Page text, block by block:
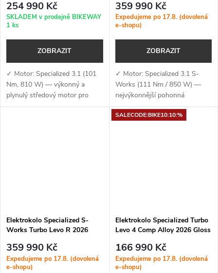
254 990 Kč
SKLADEM v prodejně BIKEWAY
1 ks
ZOBRAZIT
✓ Motor: Specialized 3.1 (101
Nm, 810 W) — výkonný a
plynulý středový motor pro
dynamickou jízdu i v náročném
White
359 990 Kč
Expedujeme po 17.8. (dovolená
e-shopu)
ZOBRAZIT
✓ Motor: Specialized 3.1 S-
Works (111 Nm / 850 W) —
nejvýkonnější pohonná
jednotka Specialized s
extrémním točivým momentem
Elektrokolo Specialized S-
Works Turbo Levo R 2026
Speckle Over Carbon / Silver
Dust
359 990 Kč
Expedujeme po 17.8. (dovolená
e-shopu)
SALECODE:BIKE10:10:%
Elektrokolo Specialized Turbo
Levo 4 Comp Alloy 2026 Gloss
white
166 990 Kč
Expedujeme po 17.8. (dovolená
e-shopu)